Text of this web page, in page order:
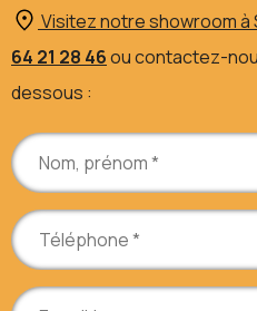
Visitez notre showroom à
64 21 28 46ou contactez-
dessous :